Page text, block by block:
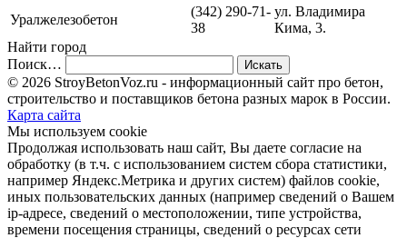
Уралжелезобетон
(342) 290-71-
38
ул. Владимира
Кима, 3.
Найти город
Поиск…
© 2026 StroyBetonVoz.ru - информационный сайт про бетон,
строительство и поставщиков бетона разных марок в России.
Карта сайта
Мы используем cookie
Продолжая использовать наш cайт, Вы даете согласие на
обработку (в т.ч. с использованием систем сбора статистики,
например Яндекс.Метрика и других систем) файлов cookie,
иных пользовательских данных (например сведений о Вашем
ip-адресе, сведений о местоположении, типе устройства,
времени посещения страницы, сведений о ресурсах сети